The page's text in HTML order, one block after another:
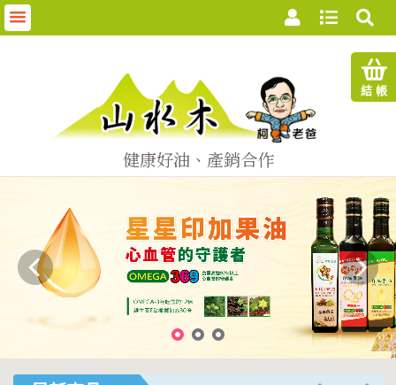
結 帳
健康好油、產銷合作
們
商
品